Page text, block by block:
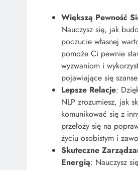
Większą Pewność
Nauczysz się, jak
poczucie własnej
pomoże Ci pewnie
wyzwaniom i
pojawiające się
Lepsze Relacje:
NLP zrozumiesz, jak
komunikować się z
przełoży się na
życiu osobistym i
Skuteczne
Energią: Nauczysz